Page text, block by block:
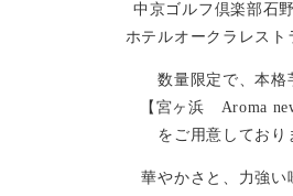
中京ゴルフ倶楽部石
ホテルオークラレスト
数量限定で、本格
【宮ヶ浜 Aroma
をご用意しており
華やかさと、力強い